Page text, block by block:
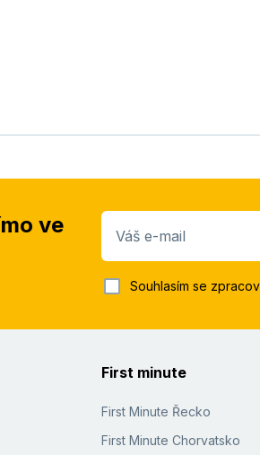
ve
Váš e-mail
Souhlasím se
First minute
First Minute Řecko
First Minute Chorvatsko